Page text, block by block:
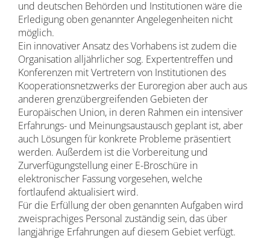
und deutschen Behörden und Institutionen wäre die
Erledigung oben genannter Angelegenheiten nicht
möglich.
Ein innovativer Ansatz des Vorhabens ist zudem die
Organisation alljährlicher sog. Expertentreffen und
Konferenzen mit Vertretern von Institutionen des
Kooperationsnetzwerks der Euroregion aber auch aus
anderen grenzübergreifenden Gebieten der
Europäischen Union, in deren Rahmen ein intensiver
Erfahrungs- und Meinungsaustausch geplant ist, aber
auch Lösungen für konkrete Probleme präsentiert
werden. Außerdem ist die Vorbereitung und
Zurverfügungstellung einer E-Broschüre in
elektronischer Fassung vorgesehen, welche
fortlaufend aktualisiert wird.
Für die Erfüllung der oben genannten Aufgaben wird
zweisprachiges Personal zuständig sein, das über
langjährige Erfahrungen auf diesem Gebiet verfügt.